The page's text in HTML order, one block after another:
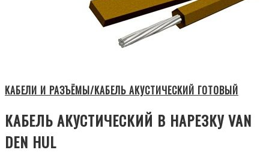
КАБЕЛИ И РАЗЪЁМЫ/КАБЕЛЬ АКУСТИЧЕСКИЙ ГОТОВЫЙ
КАБЕЛЬ АКУСТИЧЕСКИЙ В НАРЕЗКУ VAN
DEN HUL